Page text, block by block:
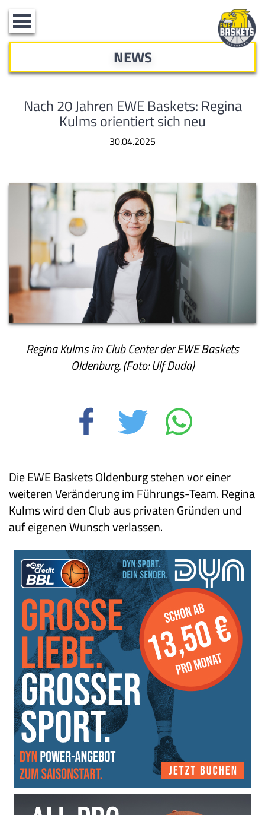
Toggle
navigation
NEWS
Nach 20 Jahren EWE Baskets: Regina
Kulms orientiert sich neu
30.04.2025
Regina Kulms im Club Center der EWE Baskets
Oldenburg. (Foto: Ulf Duda)
Die EWE Baskets Oldenburg stehen vor einer
weiteren Veränderung im Führungs-Team. Regina
Kulms wird den Club aus privaten Gründen und
auf eigenen Wunsch verlassen.